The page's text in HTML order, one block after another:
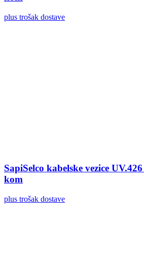
plus trošak dostave
SapiSelco kabelske vezice
kom
plus trošak dostave